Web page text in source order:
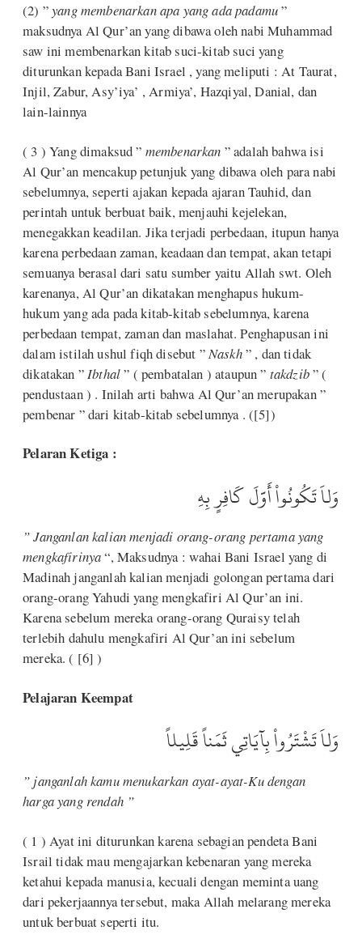
(2) ”yang membenarkan apa yang ada padamu”
maksudnya Al Qur’an yang dibawa oleh nabi Muhammad
saw ini membenarkan kitab suci-kitab suci yang
diturunkan kepada Bani Israel , yang meliputi : At Taurat,
Injil, Zabur, Asy’iya’ , Armiya’, Hazqiyal, Danial, dan
lain-lainnya
( 3 ) Yang dimaksud ” membenarkan ” adalah bahwa isi
Al Qur’an mencakup petunjuk yang dibawa oleh para nabi
sebelumnya, seperti ajakan kepada ajaran Tauhid, dan
perintah untuk berbuat baik, menjauhi kejelekan,
menegakkan keadilan. Jika terjadi perbedaan, itupun hanya
karena perbedaan zaman, keadaan dan tempat, akan tetapi
semuanya berasal dari satu sumber yaitu Allah swt. Oleh
karenanya, Al Qur’an dikatakan menghapus hukum-
hukum yang ada pada kitab-kitab sebelumnya, karena
perbedaan tempat, zaman dan maslahat. Penghapusan ini
dalam istilah ushul fiqh disebut ”Naskh” , dan tidak
dikatakan ”Ibthal” ( pembatalan ) ataupun ” takdzib” (
pendustaan ) . Inilah arti bahwa Al Qur’an merupakan ”
pembenar ” dari kitab-kitab sebelumnya . ([5])
Pelaran Ketiga :
وَلاَ تَكُونُواْ أَوَّلَ كَافِرٍ بِهِ
” Janganlan kalian menjadi orang-orang pertama yang
mengkafirinya“, Maksudnya : wahai Bani Israel yang di
Madinah janganlah kalian menjadi golongan pertama dari
orang-orang Yahudi yang mengkafiri Al Qur’an ini.
Karena sebelum mereka orang-orang Quraisy telah
terlebih dahulu mengkafiri Al Qur’an ini sebelum
mereka. ( [6] )
Pelajaran Keempat
وَلاَ تَشْتَرُواْ بِآيَاتِي ثَمَناً قَلِيلاً
” janganlah kamu menukarkan ayat-ayat-Ku dengan
harga yang rendah ”
( 1 ) Ayat ini diturunkan karena sebagian pendeta Bani
Israil tidak mau mengajarkan kebenaran yang mereka
ketahui kepada manusia, kecuali dengan meminta uang
dari pekerjaannya tersebut, maka Allah melarang mereka
untuk berbuat seperti itu.